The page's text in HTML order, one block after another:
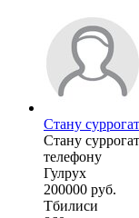
Стану
Стану
телефону
Гулрух
200000 руб.
Тбилиси